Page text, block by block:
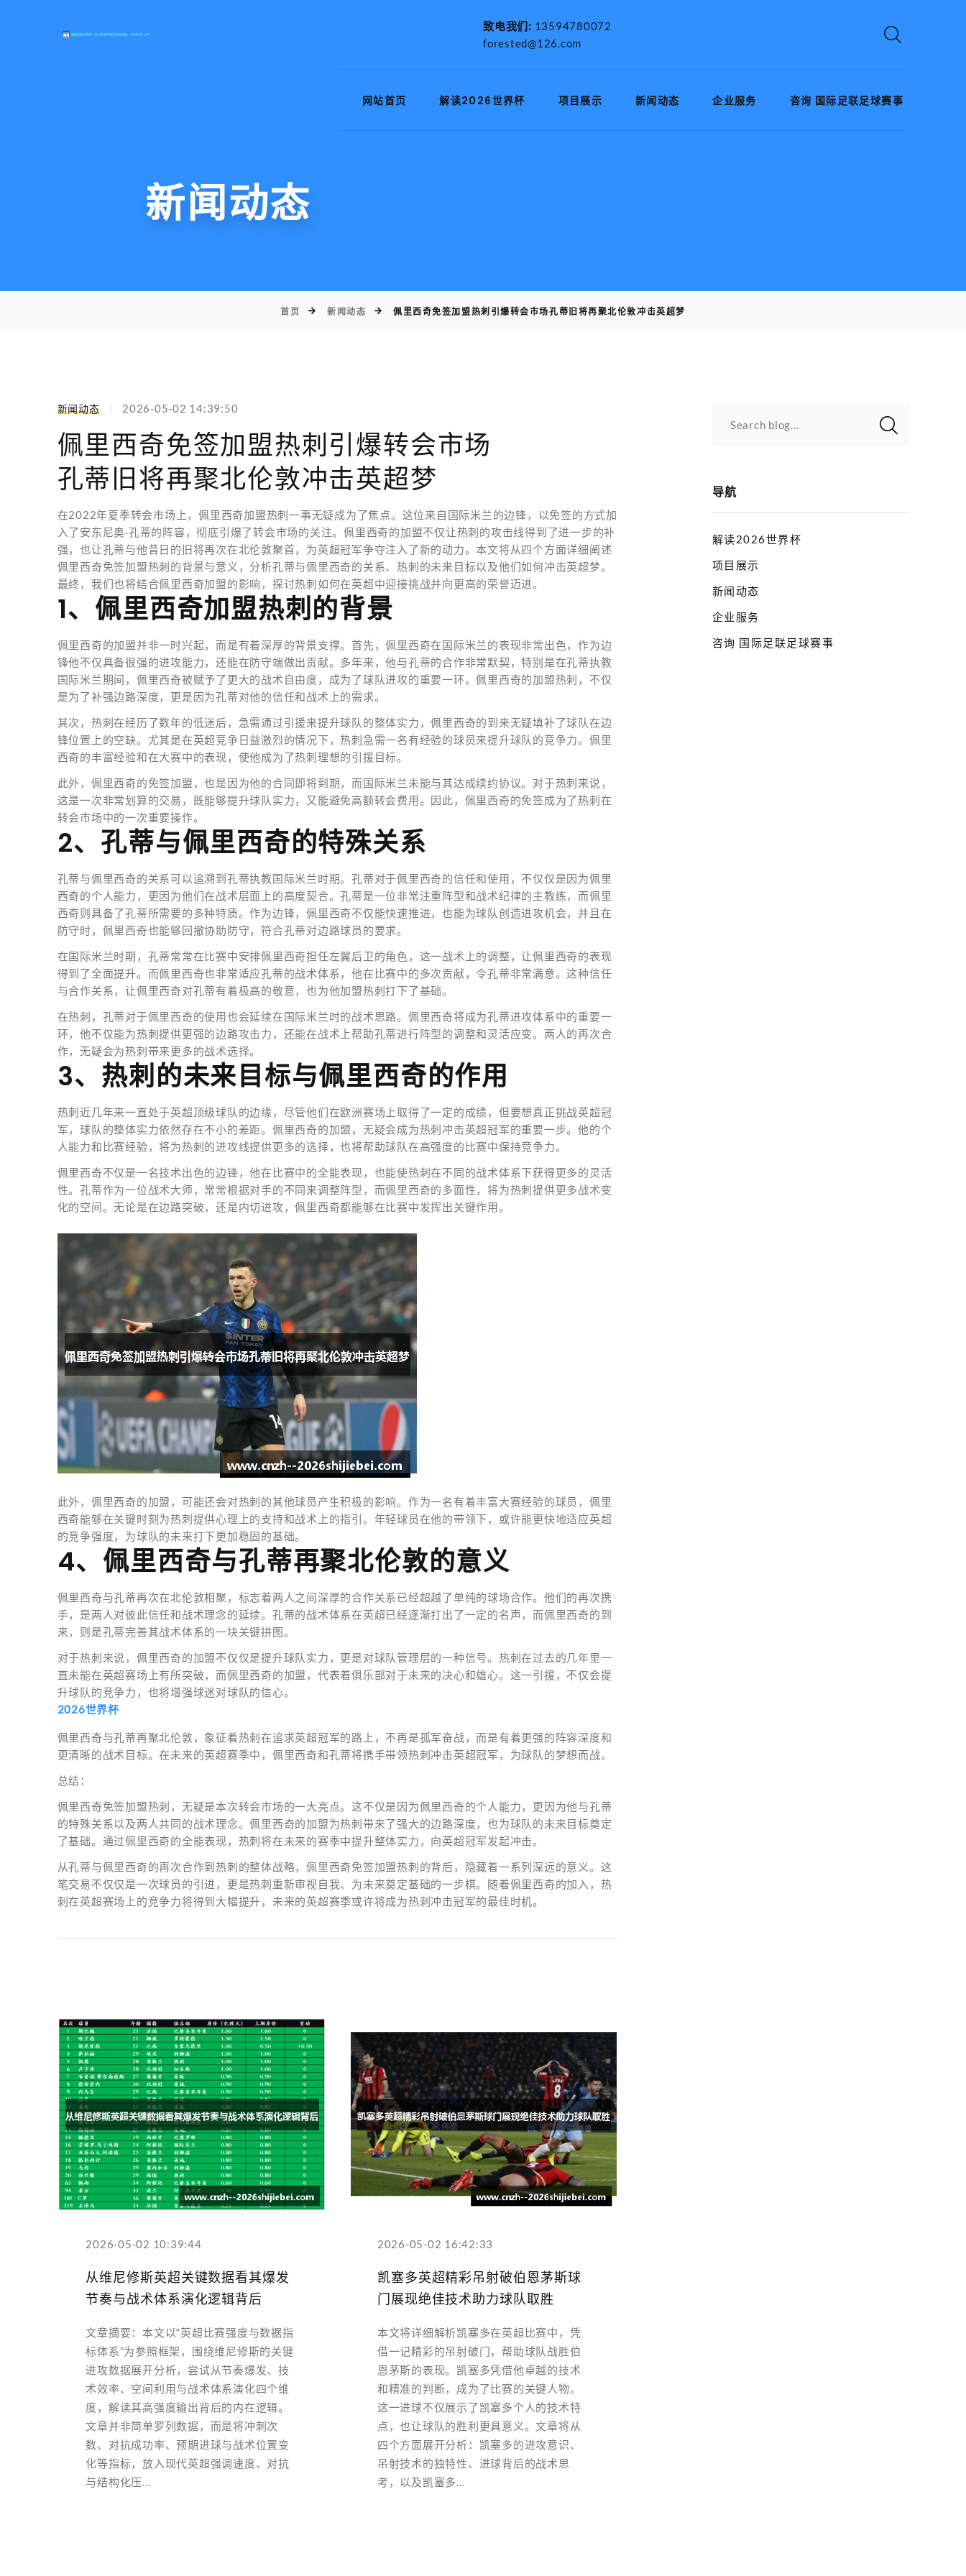
致电我们: 13594780072
forested@126.com
网站首页 解读2026世界杯 项目展示 新闻动态 企业服务 咨询 国际足联足球赛事
新闻动态
首页 新闻动态 佩里西奇免签加盟热刺引爆转会市场孔蒂旧将再聚北伦敦冲击英超梦
新闻动态 2026-05-02 14:39:50
佩里西奇免签加盟热刺引爆转会市场
孔蒂旧将再聚北伦敦冲击英超梦
在2022年夏季转会市场上，佩里西奇加盟热刺一事无疑成为了焦点。这位来自国际米兰的边锋，以免签的方式加
入了安东尼奥·孔蒂的阵容，彻底引爆了转会市场的关注。佩里西奇的加盟不仅让热刺的攻击线得到了进一步的补
强，也让孔蒂与他昔日的旧将再次在北伦敦聚首，为英超冠军争夺注入了新的动力。本文将从四个方面详细阐述
佩里西奇免签加盟热刺的背景与意义，分析孔蒂与佩里西奇的关系、热刺的未来目标以及他们如何冲击英超梦。
最终，我们也将结合佩里西奇加盟的影响，探讨热刺如何在英超中迎接挑战并向更高的荣誉迈进。
1、佩里西奇加盟热刺的背景
佩里西奇的加盟并非一时兴起，而是有着深厚的背景支撑。首先，佩里西奇在国际米兰的表现非常出色，作为边
锋他不仅具备很强的进攻能力，还能在防守端做出贡献。多年来，他与孔蒂的合作非常默契，特别是在孔蒂执教
国际米兰期间，佩里西奇被赋予了更大的战术自由度，成为了球队进攻的重要一环。佩里西奇的加盟热刺，不仅
是为了补强边路深度，更是因为孔蒂对他的信任和战术上的需求。
其次，热刺在经历了数年的低迷后，急需通过引援来提升球队的整体实力，佩里西奇的到来无疑填补了球队在边
锋位置上的空缺。尤其是在英超竞争日益激烈的情况下，热刺急需一名有经验的球员来提升球队的竞争力。佩里
西奇的丰富经验和在大赛中的表现，使他成为了热刺理想的引援目标。
此外，佩里西奇的免签加盟，也是因为他的合同即将到期，而国际米兰未能与其达成续约协议。对于热刺来说，
这是一次非常划算的交易，既能够提升球队实力，又能避免高额转会费用。因此，佩里西奇的免签成为了热刺在
转会市场中的一次重要操作。
2、孔蒂与佩里西奇的特殊关系
孔蒂与佩里西奇的关系可以追溯到孔蒂执教国际米兰时期。孔蒂对于佩里西奇的信任和使用，不仅仅是因为佩里
西奇的个人能力，更因为他们在战术层面上的高度契合。孔蒂是一位非常注重阵型和战术纪律的主教练，而佩里
西奇则具备了孔蒂所需要的多种特质。作为边锋，佩里西奇不仅能快速推进，也能为球队创造进攻机会，并且在
防守时，佩里西奇也能够回撤协助防守，符合孔蒂对边路球员的要求。
在国际米兰时期，孔蒂常常在比赛中安排佩里西奇担任左翼后卫的角色，这一战术上的调整，让佩里西奇的表现
得到了全面提升。而佩里西奇也非常适应孔蒂的战术体系，他在比赛中的多次贡献，令孔蒂非常满意。这种信任
与合作关系，让佩里西奇对孔蒂有着极高的敬意，也为他加盟热刺打下了基础。
在热刺，孔蒂对于佩里西奇的使用也会延续在国际米兰时的战术思路。佩里西奇将成为孔蒂进攻体系中的重要一
环，他不仅能为热刺提供更强的边路攻击力，还能在战术上帮助孔蒂进行阵型的调整和灵活应变。两人的再次合
作，无疑会为热刺带来更多的战术选择。
3、热刺的未来目标与佩里西奇的作用
热刺近几年来一直处于英超顶级球队的边缘，尽管他们在欧洲赛场上取得了一定的成绩，但要想真正挑战英超冠
军，球队的整体实力依然存在不小的差距。佩里西奇的加盟，无疑会成为热刺冲击英超冠军的重要一步。他的个
人能力和比赛经验，将为热刺的进攻线提供更多的选择，也将帮助球队在高强度的比赛中保持竞争力。
佩里西奇不仅是一名技术出色的边锋，他在比赛中的全能表现，也能使热刺在不同的战术体系下获得更多的灵活
性。孔蒂作为一位战术大师，常常根据对手的不同来调整阵型，而佩里西奇的多面性，将为热刺提供更多战术变
化的空间。无论是在边路突破，还是内切进攻，佩里西奇都能够在比赛中发挥出关键作用。
此外，佩里西奇的加盟，可能还会对热刺的其他球员产生积极的影响。作为一名有着丰富大赛经验的球员，佩里
西奇能够在关键时刻为热刺提供心理上的支持和战术上的指引。年轻球员在他的带领下，或许能更快地适应英超
的竞争强度，为球队的未来打下更加稳固的基础。
4、佩里西奇与孔蒂再聚北伦敦的意义
佩里西奇与孔蒂再次在北伦敦相聚，标志着两人之间深厚的合作关系已经超越了单纯的球场合作。他们的再次携
手，是两人对彼此信任和战术理念的延续。孔蒂的战术体系在英超已经逐渐打出了一定的名声，而佩里西奇的到
来，则是孔蒂完善其战术体系的一块关键拼图。
对于热刺来说，佩里西奇的加盟不仅仅是提升球队实力，更是对球队管理层的一种信号。热刺在过去的几年里一
直未能在英超赛场上有所突破，而佩里西奇的加盟，代表着俱乐部对于未来的决心和雄心。这一引援，不仅会提
升球队的竞争力，也将增强球迷对球队的信心。
2026世界杯
佩里西奇与孔蒂再聚北伦敦，象征着热刺在追求英超冠军的路上，不再是孤军奋战，而是有着更强的阵容深度和
更清晰的战术目标。在未来的英超赛季中，佩里西奇和孔蒂将携手带领热刺冲击英超冠军，为球队的梦想而战。
总结：
佩里西奇免签加盟热刺，无疑是本次转会市场的一大亮点。这不仅是因为佩里西奇的个人能力，更因为他与孔蒂
的特殊关系以及两人共同的战术理念。佩里西奇的加盟为热刺带来了强大的边路深度，也为球队的未来目标奠定
了基础。通过佩里西奇的全能表现，热刺将在未来的赛季中提升整体实力，向英超冠军发起冲击。
从孔蒂与佩里西奇的再次合作到热刺的整体战略，佩里西奇免签加盟热刺的背后，隐藏着一系列深远的意义。这
笔交易不仅仅是一次球员的引进，更是热刺重新审视自我、为未来奠定基础的一步棋。随着佩里西奇的加入，热
刺在英超赛场上的竞争力将得到大幅提升，未来的英超赛季或许将成为热刺冲击冠军的最佳时机。
2026-05-02 10:39:44
从维尼修斯英超关键数据看其爆发
节奏与战术体系演化逻辑背后
文章摘要：本文以“英超比赛强度与数据指
标体系”为参照框架，围绕维尼修斯的关键
进攻数据展开分析，尝试从节奏爆发、技
术效率、空间利用与战术体系演化四个维
度，解读其高强度输出背后的内在逻辑。
文章并非简单罗列数据，而是将冲刺次
数、对抗成功率、预期进球与战术位置变
化等指标，放入现代英超强调速度、对抗
与结构化压...
2026-05-02 16:42:33
凯塞多英超精彩吊射破伯恩茅斯球
门展现绝佳技术助力球队取胜
本文将详细解析凯塞多在英超比赛中，凭
借一记精彩的吊射破门，帮助球队战胜伯
恩茅斯的表现。凯塞多凭借他卓越的技术
和精准的判断，成为了比赛的关键人物。
这一进球不仅展示了凯塞多个人的技术特
点，也让球队的胜利更具意义。文章将从
四个方面展开分析：凯塞多的进攻意识、
吊射技术的独特性、进球背后的战术思
考，以及凯塞多...
Search blog...
导航
解读2026世界杯
项目展示
新闻动态
企业服务
咨询 国际足联足球赛事